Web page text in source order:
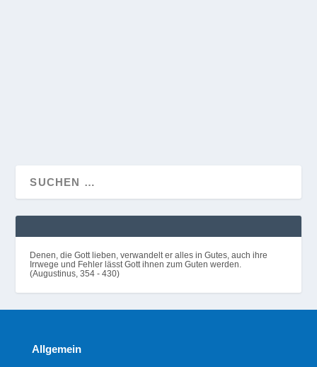
Denen, die Gott lieben, verwandelt er alles in Gutes, auch ihre
Irrwege und Fehler lässt Gott ihnen zum Guten werden.
(Augustinus, 354 - 430)
Allgemein